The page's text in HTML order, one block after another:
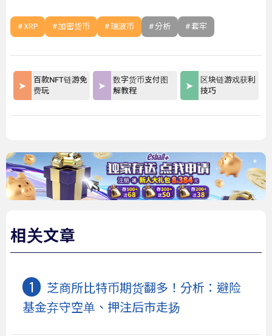
XRP 加密货币 瑞波币 分析 套牢
百款NFT链游免
费玩
数字货币支付图
解教程
区块链游戏获利
技巧
相关文章
芝商所比特币期货翻多！分析：避险
基金弃守空单、押注后市走扬